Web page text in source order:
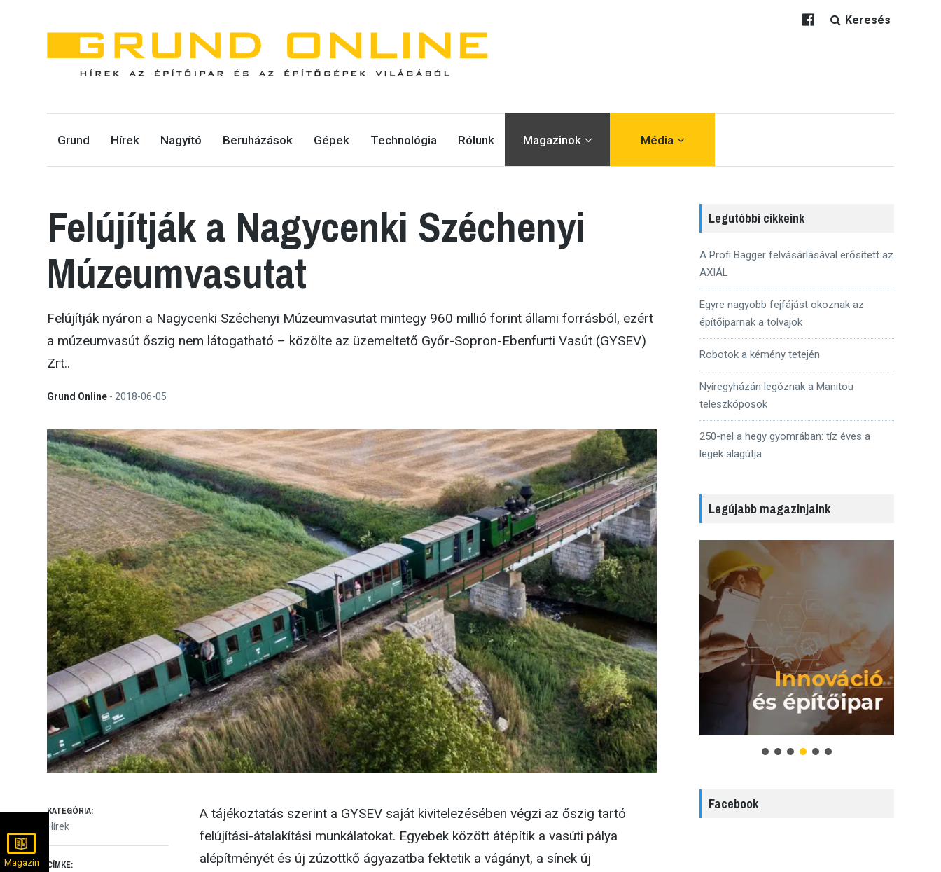
HÍREK AZ ÉPÍTŐIPAR ÉS AZ ÉPÍTŐGÉPEK VILÁGÁBÓL.
Keresés
Grund Hírek Nagyító Beruházások Gépek Technológia Rólunk Magazinok Média
Felújítják a Nagycenki Széchenyi
Múzeumvasutat
Felújítják nyáron a Nagycenki Széchenyi Múzeumvasutat mintegy 960 millió forint állami forrásból, ezért
a múzeumvasút őszig nem látogatható – közölte az üzemeltető Győr-Sopron-Ebenfurti Vasút (GYSEV)
Zrt..
Grund Online - 2018-06-05
A tájékoztatás szerint a GYSEV saját kivitelezésében végzi az őszig tartó
felújítási-átalakítási munkálatokat. Egyebek között átépítik a vasúti pálya
alépítményét és új zúzottkő ágyazatba fektetik a vágányt, a sínek új
KATEGÓRIA:
Hírek
CÍMKE:
Legutóbbi cikkeink
A Profi Bagger felvásárlásával erősített az
AXIÁL
Egyre nagyobb fejfájást okoznak az
építőiparnak a tolvajok
Robotok a kémény tetején
Nyíregyházán legóznak a Manitou
teleszkóposok
250-nel a hegy gyomrában: tíz éves a
legek alagútja
Legújabb magazinjaink
Facebook
Magazin